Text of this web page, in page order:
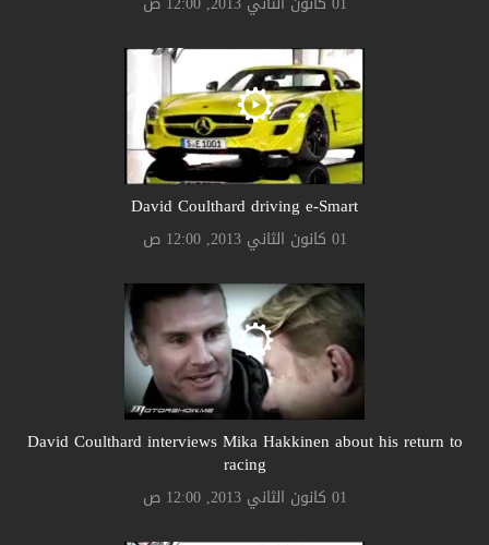
David Coulthard driving e-Smart
01 كانون الثاني 2013, 12:00 ص
David Coulthard interviews Mika Hakkinen about his return to
racing
01 كانون الثاني 2013, 12:00 ص